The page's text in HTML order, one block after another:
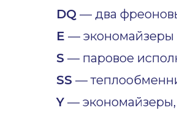
DQ — два
E — экономайзеры
S — паровое
SS —
Y — экономайзеры,